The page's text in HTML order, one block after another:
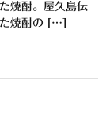
焼酎。屋久島伝
焼酎の […]